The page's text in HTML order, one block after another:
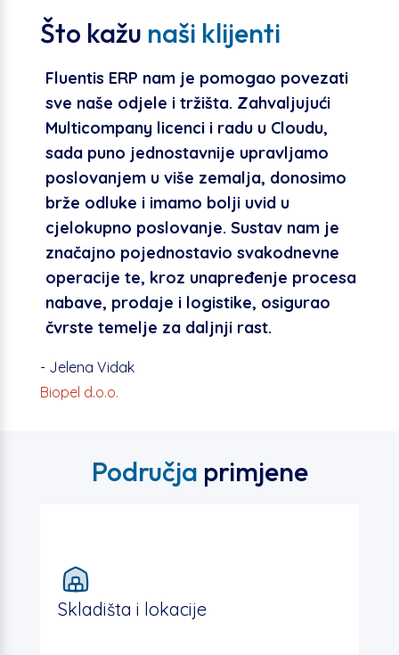
Što kažu naši klijenti
Fluentis ERP nam je pomogao povezati
sve naše odjele i tržišta. Zahvaljujući
Multicompany licenci i radu u Cloudu,
sada puno jednostavnije upravljamo
poslovanjem u više zemalja, donosimo
brže odluke i imamo bolji uvid u
cjelokupno poslovanje. Sustav nam je
značajno pojednostavio svakodnevne
operacije te, kroz unapređenje procesa
nabave, prodaje i logistike, osigurao
čvrste temelje za daljnji rast.
- Jelena Vidak
Biopel d.o.o.
Područja primjene
Skladišta i lokacije